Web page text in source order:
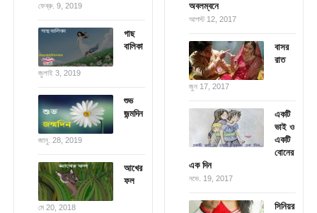
ফেব্রু. 9, 2019
গাছ
বা‌লিকা
জুলাই 3, 2019
শুভ
জন্মদিন
জানু. 28, 2019
আখের
ফল
মে 20, 2018
অবলম্বনে
আগস্ট 12, 2017
বাসর
রাত
জুন 17, 2017
একটি
ভাই ও
একটি
বোনের
এক দিন
নভে. 19, 2017
সিনিয়র